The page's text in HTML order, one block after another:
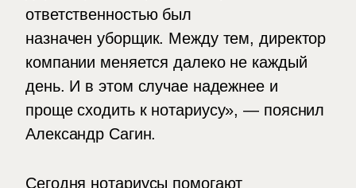
ответственностью был
назначен уборщик. Между тем, директор
компании меняется далеко не каждый
день. И в этом случае надежнее и
проще сходить к нотариусу», — пояснил
Александр Сагин.
Сегодня нотариусы помогают